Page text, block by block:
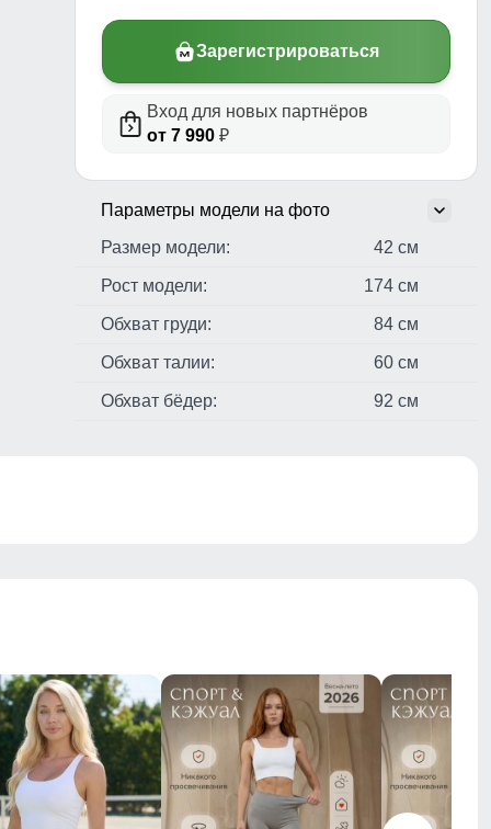
Зарегистрироваться
Вход для новых партнёров
от 7 990 ₽
Параметры модели на фото
Размер модели:
42 см
Рост модели: 174 см
Обхват груди: 84 см
Обхват талии: 60 см
Обхват бёдер: 92 см